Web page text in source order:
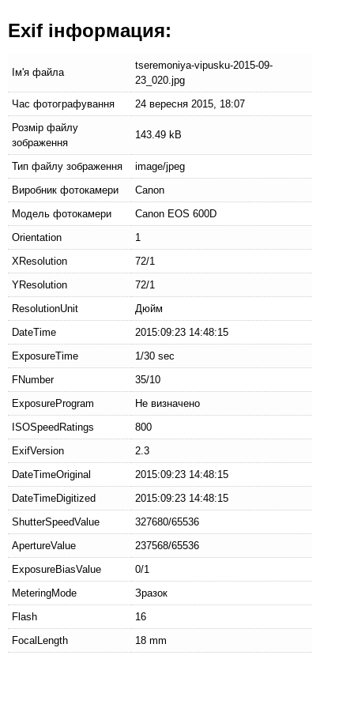
Exif інформация:
Ім'я файла
tseremoniya-vipusku-2015-09-
23_020.jpg
Час фотографування
24 вересня 2015, 18:07
Розмір файлу
зображення
143.49 kB
Тип файлу зображення
image/jpeg
Виробник фотокамери
Canon
Модель фотокамери
Canon EOS 600D
Orientation
1
XResolution
72/1
YResolution
72/1
ResolutionUnit
Дюйм
DateTime
2015:09:23 14:48:15
ExposureTime
1/30 sec
FNumber
35/10
ExposureProgram
Не визначено
ISOSpeedRatings
800
ExifVersion
2.3
DateTimeOriginal
2015:09:23 14:48:15
DateTimeDigitized
2015:09:23 14:48:15
ShutterSpeedValue
327680/65536
ApertureValue
237568/65536
ExposureBiasValue
0/1
MeteringMode
Зразок
Flash
16
FocalLength
18 mm